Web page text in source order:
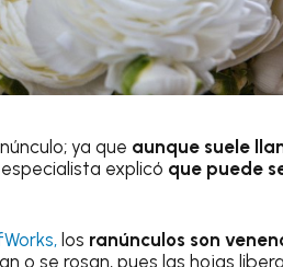
ya que aunque suele
explicó que puede
los ranúnculos son
o se rosan, pues las hojas